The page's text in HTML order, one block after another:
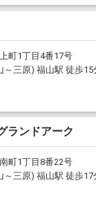
町1丁目4番17号
～三原) 福山駅 徒歩15
ランドアーク
町1丁目8番22号
～三原) 福山駅 徒歩17